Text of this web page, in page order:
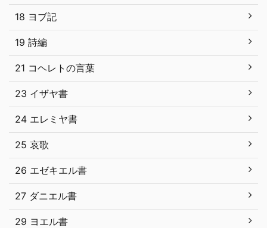
18 ヨブ記
19 詩編
21 コヘレトの言葉
23 イザヤ書
24 エレミヤ書
25 哀歌
26 エゼキエル書
27 ダニエル書
29 ヨエル書